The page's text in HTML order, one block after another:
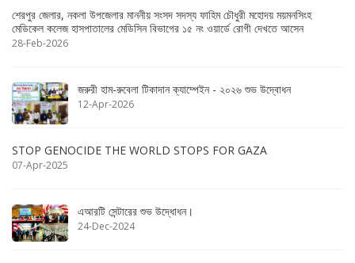
শেরপুর জেলার, নকলা উপজেলার মাননীয় সংসদ সদস্য ফাহিম চৌধুরী মহোদয় ময়মনসিংহ
মেডিকেল কলেজ হাসপাতালের মেডিসিন বিভাগের ১৫ নং ওয়ার্ডে রোগী দেখতে আসেন
28-Feb-2026
জরুরী হাম-রুবেলা টিকাদান ক্যাম্পেইন - ২০২৬ শুভ উদ্বোধন
12-Apr-2026
STOP GENOCIDE THE WORLD STOPS FOR GAZA
07-Apr-2025
এআরটি সেন্টারের শুভ উদ্ধোধন।
24-Dec-2024